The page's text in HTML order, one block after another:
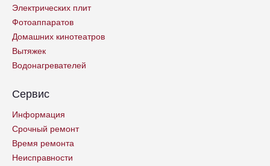
Электрических плит
Фотоаппаратов
Домашних кинотеатров
Вытяжек
Водонагревателей
Сервис
Информация
Срочный ремонт
Время ремонта
Неисправности